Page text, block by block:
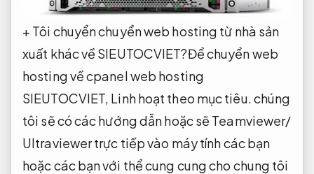
+ Tôi chuyển chuyển web hosting từ nhà sản
xuất khác về SIEUTOCVIET?Để chuyển web
hosting về cpanel web hosting
SIEUTOCVIET, Linh hoạt theo mục tiêu.chúng
tôi sẽ có các hướng dẫn hoặc sẽ Teamviewer/
Ultraviewer trực tiếp vào máy tính các bạn
hoặc các bạn với thể cung cung cho chung tôi